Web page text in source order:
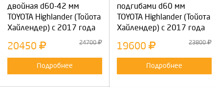
двойная d60-42 мм
TOYOTA Highlander (Тойота
Хайлендер) с 2017 года
20450 24700
Подробнее
подгибами d60 мм
TOYOTA Highlander (Тойота
Хайлендер) с 2017 года
19600 23800
Подробнее